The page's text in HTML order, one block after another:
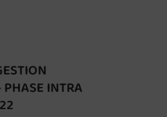
PHASE INTRA